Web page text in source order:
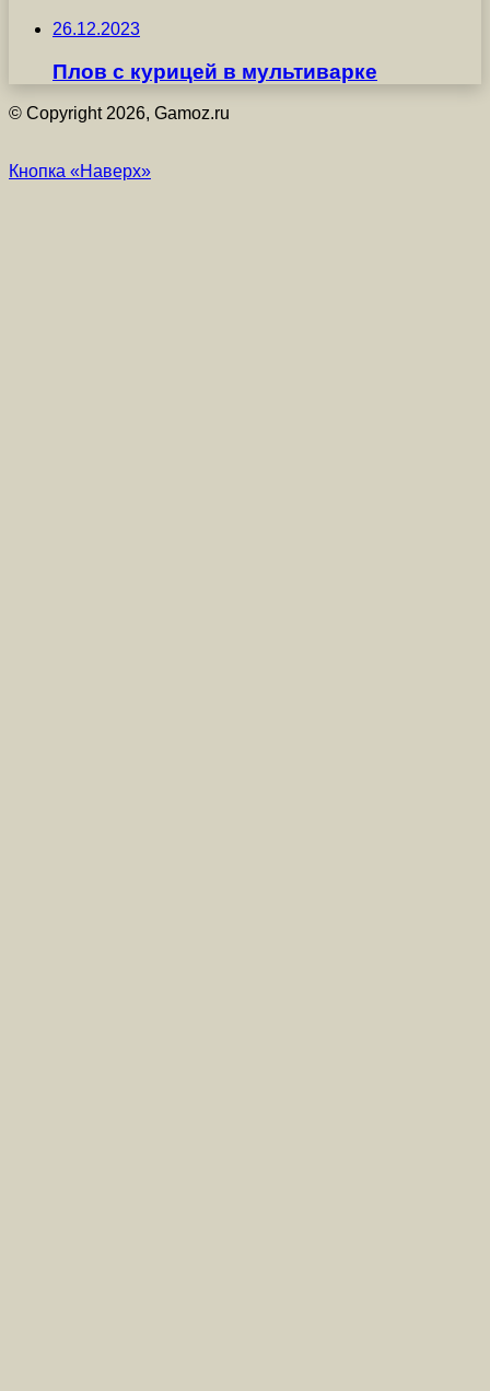
26.12.2023
Плов с курицей в мультиварке
© Copyright 2026, Gamoz.ru
Кнопка «Наверх»